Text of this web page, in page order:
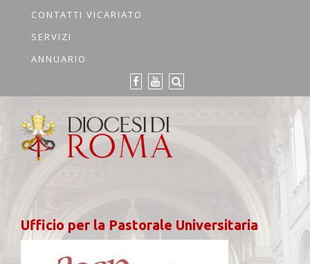
CONTATTI VICARIATO
SERVIZI
ANNUARIO
Ufficio per la Pastorale Universitaria